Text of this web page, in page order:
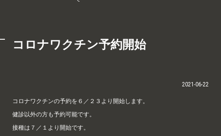
コロナワクチン予約開始
2021-06-22
コロナワクチンの予約を６／２３より開始します。
健診以外の方も予約可能です。
接種は７／１より開始です。